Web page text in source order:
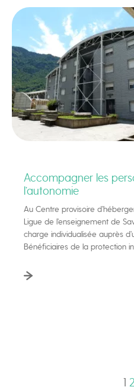
Accompagner les
l’autonomie
Au Centre provisoire
Ligue de l’enseignement de
charge individualisée auprès
Bénéficiaires de la protection
1 2